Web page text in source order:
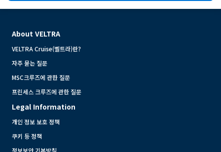
About VELTRA
VELTRA Cruise(벨트라)란?
자주 묻는 질문
MSC크루즈에 관한 질문
프린세스 크루즈에 관한 질문
Legal Information
개인 정보 보호 정책
쿠키 등 정책
정보보안 기본방침